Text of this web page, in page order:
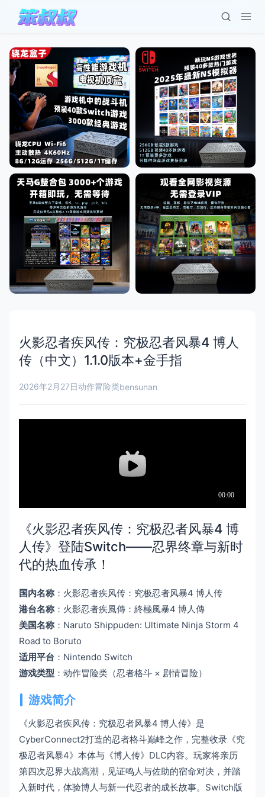
火影忍者疾风传：究极忍者风暴4 博人
传（中文）1.1.0版本+金手指
2026年2月27日动作冒险类bensunan
《火影忍者疾风传：究极忍者风暴4 博
人传》登陆Switch——忍界终章与新时
代的热血传承！
国内名称：火影忍者疾风传：究极忍者风暴4 博人传
港台名称：火影忍者疾風傳：終極風暴4 博人傳
美国名称：Naruto Shippuden: Ultimate Ninja Storm 4
Road to Boruto
适用平台 ：Nintendo Switch
游戏类型 ：动作冒险类（忍者格斗 × 剧情冒险）
游戏简介
《火影忍者疾风传：究极忍者风暴4 博人传》是
CyberConnect2打造的忍者格斗巅峰之作，完整收录《究
极忍者风暴4》本体与《博人传》DLC内容。玩家将亲历
第四次忍界大战高潮，见证鸣人与佐助的宿命对决，并踏
入新时代，体验博人与新一代忍者的成长故事。Switch版